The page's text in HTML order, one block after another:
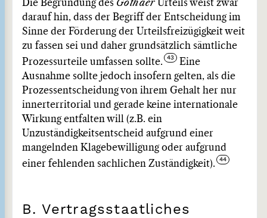
Die Begründung des GothaerUrteils weist zwar
darauf hin, dass der Begriff der Entscheidung im
Sinne der Förderung der Urteilsfreizügigkeit weit
zu fassen sei und daher grundsätzlich sämtliche
Prozessurteile umfassen sollte.
Eine
Ausnahme sollte jedoch insofern gelten, als die
Prozessentscheidung von ihrem Gehalt her nur
innerterritorial und gerade keine internationale
Wirkung entfalten will (z.B. ein
Unzuständigkeitsentscheid aufgrund einer
mangelnden Klagebewilligung oder aufgrund
einer fehlenden sachlichen Zuständigkeit).
B. Vertragsstaatliches